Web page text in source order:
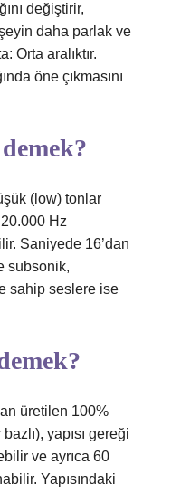
değiştirir,
daha parlak ve
Orta aralıktır.
öne çıkmasını
(low) tonlar
Hz
Saniyede 16’dan
subsonik,
sahip seslere ise
üretilen 100%
yapısı gereği
ve ayrıca 60
Yapısındaki